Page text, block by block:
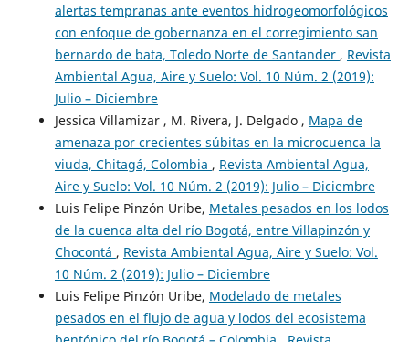
alertas tempranas ante eventos hidrogeomorfológicos
con enfoque de gobernanza en el corregimiento san
bernardo de bata, Toledo Norte de Santander , Revista
Ambiental Agua, Aire y Suelo: Vol. 10 Núm. 2 (2019):
Julio – Diciembre
Jessica Villamizar , M. Rivera, J. Delgado , Mapa de
amenaza por crecientes súbitas en la microcuenca la
viuda, Chitagá, Colombia , Revista Ambiental Agua,
Aire y Suelo: Vol. 10 Núm. 2 (2019): Julio – Diciembre
Luis Felipe Pinzón Uribe, Metales pesados en los lodos
de la cuenca alta del río Bogotá, entre Villapinzón y
Chocontá , Revista Ambiental Agua, Aire y Suelo: Vol.
10 Núm. 2 (2019): Julio – Diciembre
Luis Felipe Pinzón Uribe, Modelado de metales
pesados en el flujo de agua y lodos del ecosistema